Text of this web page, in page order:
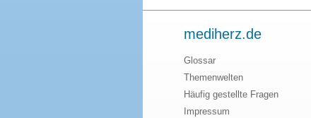
mediherz.de
Glossar
Themenwelten
Häufig gestellte Fragen
Impressum